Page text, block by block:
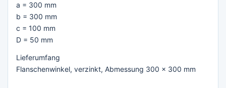
a = 300 mm
b = 300 mm
c = 100 mm
D = 50 mm
Lieferumfang
Flanschenwinkel, verzinkt, Abmessung 300 x 300 mm